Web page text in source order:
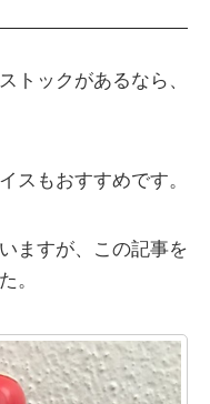
トックがあるなら、
スもおすすめです。
ますが、この記事を
。